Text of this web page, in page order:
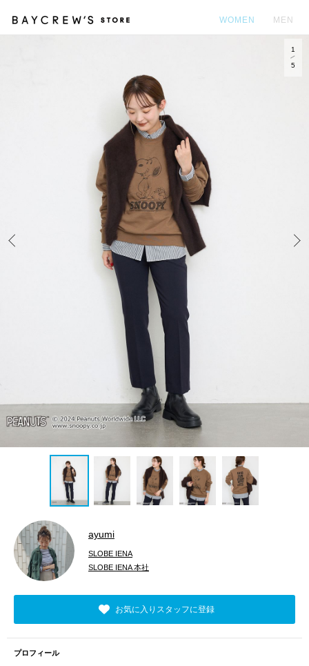
WOMEN MEN
1
5
ayumi
SLOBE IENA
SLOBE IENA 本社
お気に入りスタッフに登録
プロフィール